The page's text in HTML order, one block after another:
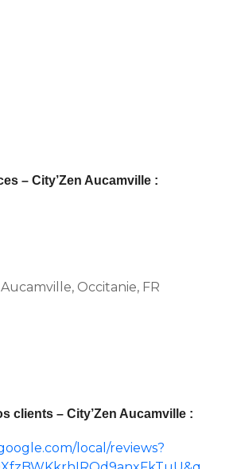
– City’Zen Aucamville :
Occitanie, FR
clients – City’Zen Aucamville :
local/reviews?